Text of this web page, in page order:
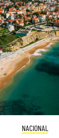
NACIONAL